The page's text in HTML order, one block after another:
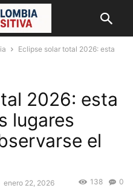
Eclipse solar total 2026: esta
2026: esta
lugares
el
enero 22, 2026 0
138